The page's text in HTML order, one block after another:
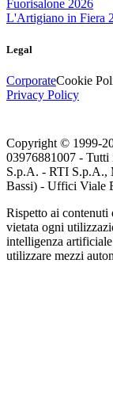
Fuorisalone 2026
L'Artigiano in Fiera
Legal
CorporateCookie
Privacy Policy
Copyright © 1999-
03976881007 -
S.p.A. - RTI S.p.A.,
Bassi) - Uffici Viale
Rispetto ai contenuti
vietata ogni
intelligenza
utilizzare mezzi